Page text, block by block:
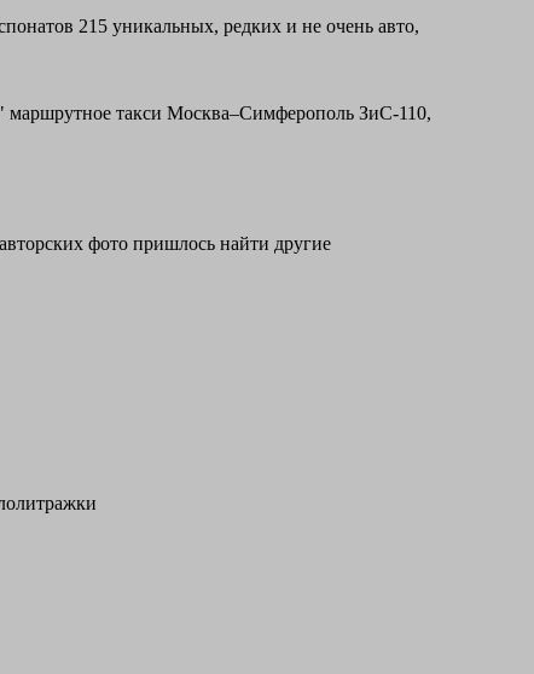
215 уникальных, редких и не очень авто,
маршрутное такси Москва–Симферополь ЗиС-110,
фото пришлось найти другие